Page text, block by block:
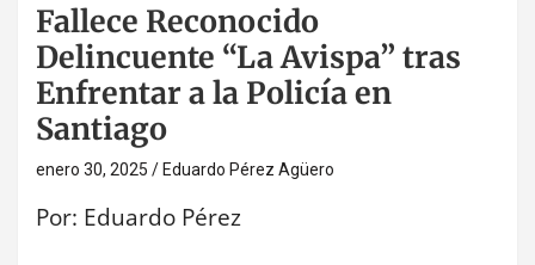
Fallece Reconocido
Delincuente “La Avispa” tras
Enfrentar a la Policía en
Santiago
enero 30, 2025 Eduardo Pérez Agüero
Por: Eduardo Pérez